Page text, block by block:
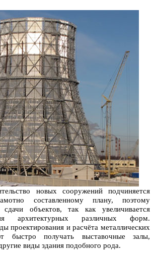
новых сооружений подчиняется
составленному плану, поэтому
объектов, так как увеличивается
архитектурных различных форм.
проектирования и расчёта металлических
быстро получать выставочные залы,
виды здания подобного рода.